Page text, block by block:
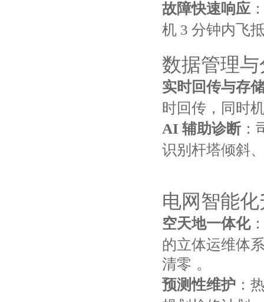
故障快速响应
机 3 分钟内飞
数据管理与
实时回传与存
时回传，同时
AI 辅助诊断
识别杆塔倾斜
电网智能
空天地一体化
的立体运维体
清零 。
预测性维护 ：